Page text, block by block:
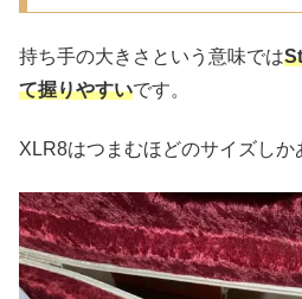
持ち手の大きさという意味では
て握りやすいです。
XLR8はつまむほどのサイズしか